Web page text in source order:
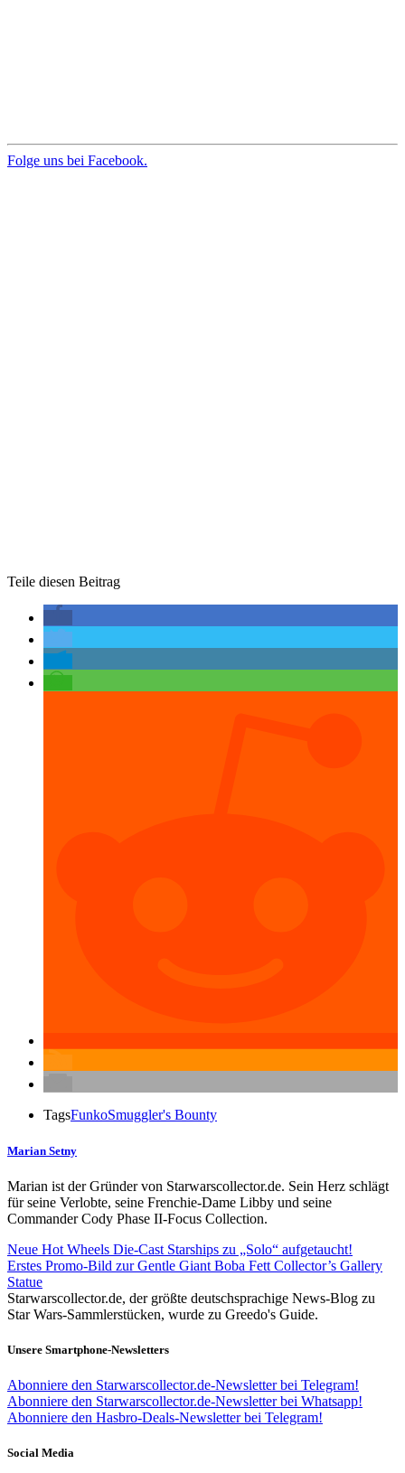
Folge uns bei Facebook.
Teile diesen Beitrag
TagsFunkoSmuggler's Bounty
Marian Setny
Marian ist der Gründer von Starwarscollector.de. Sein Herz schlägt
für seine Verlobte, seine Frenchie-Dame Libby und seine
Commander Cody Phase II-Focus Collection.
Neue Hot Wheels Die-Cast Starships zu „Solo“ aufgetaucht!
Erstes Promo-Bild zur Gentle Giant Boba Fett Collector’s Gallery
Statue
Starwarscollector.de, der größte deutschsprachige News-Blog zu
Star Wars-Sammlerstücken, wurde zu Greedo's Guide.
Unsere Smartphone-Newsletters
Abonniere den Starwarscollector.de-Newsletter bei Telegram!
Abonniere den Starwarscollector.de-Newsletter bei Whatsapp!
Abonniere den Hasbro-Deals-Newsletter bei Telegram!
Social Media